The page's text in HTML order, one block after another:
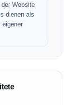
Website
dienen als
eigener